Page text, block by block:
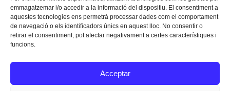
emmagatzemar i/o accedir a la informació del dispositiu. El consentiment a
aquestes tecnologies ens permetrà processar dades com el comportament
de navegació o els identificadors únics en aquest lloc. No consentir o
retirar el consentiment, pot afectar negativament a certes característiques i
funcions.
Acceptar
Instagram
Facebook
Twitter
Texts Legals